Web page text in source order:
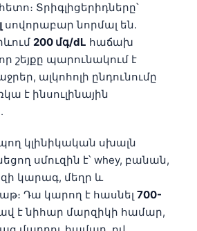
Տրիգլիցերիդները՝
սովորաբար նորմալ են.
200 մգ/dL հաճախ
շեյքը պարունակում է
ալկոհոլի ընդունումը
է ինսուլինային
կլինիկական սխալն
սմուզին է՝ whey, բանան,
կարագ, մեղր և
Դա կարող է հասնել 700-
է նիհար մարզիկի համար,